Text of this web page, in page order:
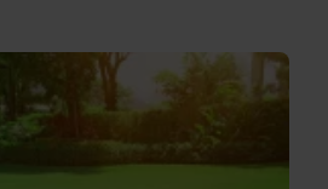
utrzymać ładny trawnik